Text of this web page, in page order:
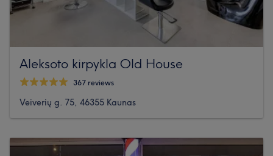
Aleksoto kirpykla Old House
367 reviews
Veiverių g. 75, 46355 Kaunas